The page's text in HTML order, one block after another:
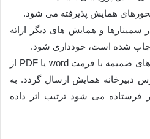
سمینارها و همایش های دیگر ارائه
چاپ شده است، خودداری شود.
4) مقالات باید به صورت فایل های ضمیمه با فرمت word یا PDF از
دبیرخانه همایش ارسال گردد. به
فرستاده می شود ترتیب اثر داده